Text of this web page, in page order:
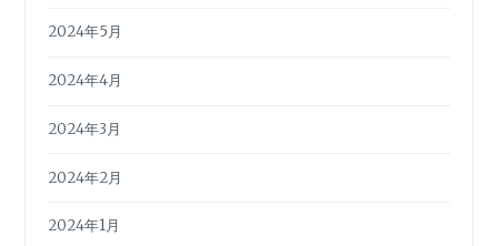
2024年5月
2024年4月
2024年3月
2024年2月
2024年1月